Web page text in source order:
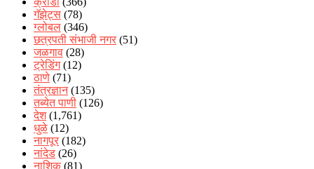
गॅझेट्स (78)
ग्लोबल (346)
छत्रपती संभाजी नगर (51)
जळगाव (28)
ट्रेडिंग(12)
ठाणे (71)
तंत्रज्ञान(135)
तब्येत पाणी (126)
देश(1,761)
धुळे (12)
नागपूर (182)
नांदेड (26)
नाशिक (81)